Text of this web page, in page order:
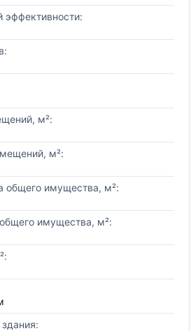
эффективности:
м²:
м²:
общего имущества, м²:
имущества, м²: